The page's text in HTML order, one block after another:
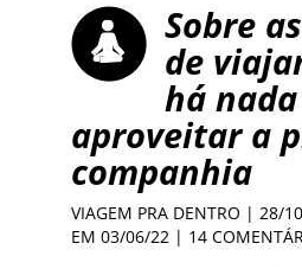
Sobre
de
há
aproveitar a
companhia
VIAGEM PRA DENTRO | 28/
EM 03/06/22 | 14